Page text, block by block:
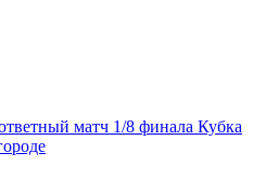
матч 1/8 финала Кубка